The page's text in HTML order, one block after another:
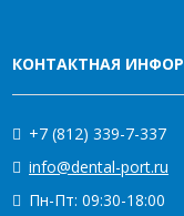
КОНТАКТНАЯ
+7 (812) 339-7-337
info@dental-port.ru
Пн-Пт: 09:30-18:00